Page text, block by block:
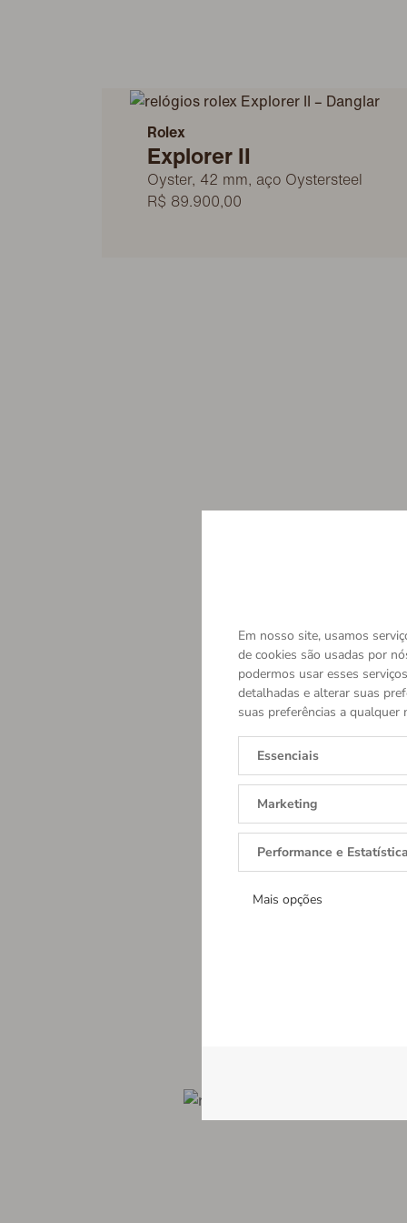
Em nosso site, usamos
de cookies são usadas por
podermos usar esses
detalhadas e alterar suas
suas preferências a
Essenciais
Marketing
Performance e
Mais opções
Rolex
Explorer II
Oyster, 42 mm, aço Oystersteel
R$ 89.900,00